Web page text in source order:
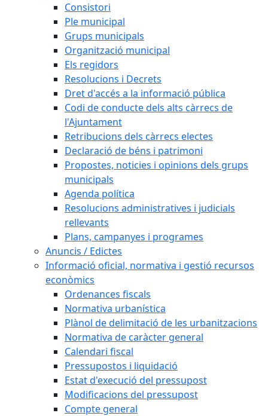
Consistori
Ple municipal
Grups municipals
Organització municipal
Els regidors
Resolucions i Decrets
Dret d'accés a la informació pública
Codi de conducte dels alts càrrecs de
l'Ajuntament
Retribucions dels càrrecs electes
Declaració de béns i patrimoni
Propostes, noticies i opinions dels grups
municipals
Agenda política
Resolucions administratives i judicials
rellevants
Plans, campanyes i programes
Anuncis / Edictes
Informació oficial, normativa i gestió recursos
econòmics
Ordenances fiscals
Normativa urbanística
Plànol de delimitació de les urbanitzacions
Normativa de caràcter general
Calendari fiscal
Pressupostos i liquidació
Estat d'execució del pressupost
Modificacions del pressupost
Compte general